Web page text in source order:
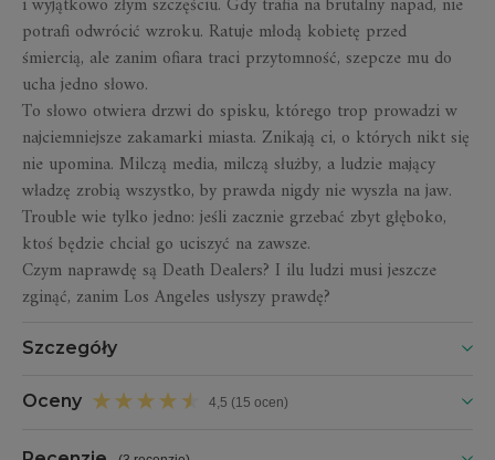
potrafi odwrócić wzroku. Ratuje młodą kobietę przed
śmiercią, ale zanim ofiara traci przytomność, szepcze mu do
ucha jedno słowo.
To słowo otwiera drzwi do spisku, którego trop prowadzi w
najciemniejsze zakamarki miasta. Znikają ci, o których nikt się
nie upomina. Milczą media, milczą służby, a ludzie mający
władzę zrobią wszystko, by prawda nigdy nie wyszła na jaw.
Trouble wie tylko jedno: jeśli zacznie grzebać zbyt głęboko,
ktoś będzie chciał go uciszyć na zawsze.
Czym naprawdę są Death Dealers? I ilu ludzi musi jeszcze
zginąć, zanim Los Angeles usłyszy prawdę?
Szczegóły
Oceny 4,5 (15 ocen)